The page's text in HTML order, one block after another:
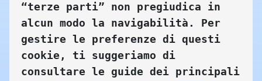
“terze parti” non pregiudica in
alcun modo la navigabilità. Per
gestire le preferenze di questi
cookie, ti suggeriamo di
consultare le guide dei principali